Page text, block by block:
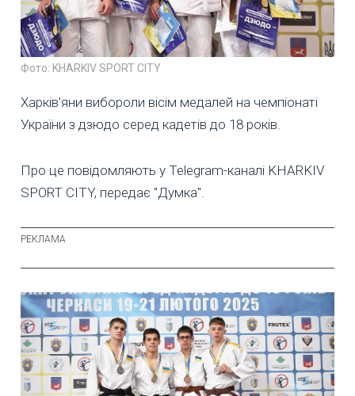
Фото: KHARKIV SPORT CITY
Харків'яни вибороли вісім медалей на чемпіонаті
України з дзюдо серед кадетів до 18 років.
Про це повідомляють у Telegram-каналі KHARKIV
SPORT CITY, передає "Думка".